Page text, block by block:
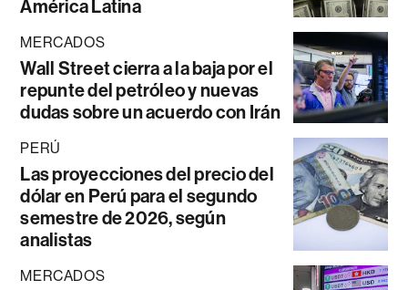
América Latina
MERCADOS
Wall Street cierra a la baja por el
repunte del petróleo y nuevas
dudas sobre un acuerdo con Irán
PERÚ
Las proyecciones del precio del
dólar en Perú para el segundo
semestre de 2026, según
analistas
MERCADOS